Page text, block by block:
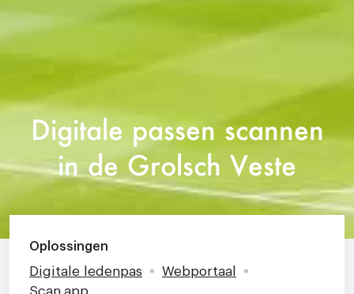
Digitale passen scannen
in de Grolsch Veste
Oplossingen
Digitale ledenpas
Webportaal
Scan.app